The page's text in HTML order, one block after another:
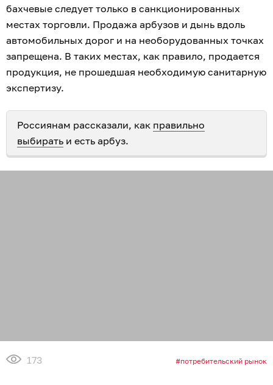
бахчевые следует только в санкционированных
местах торговли. Продажа арбузов и дынь вдоль
автомобильных дорог и на необорудованных точках
запрещена. В таких местах, как правило, продается
продукция, не прошедшая необходимую санитарную
экспертизу.
Россиянам рассказали, как правильно
выбирать и есть арбуз.
173 потребительский рынок